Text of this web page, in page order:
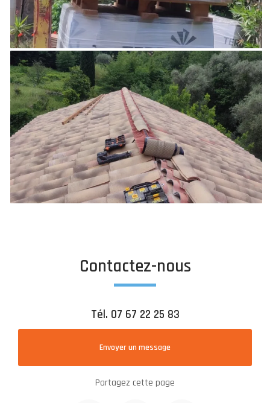
Contactez-nous
Tél. 07 67 22 25 83
Envoyer un message
Partagez cette page